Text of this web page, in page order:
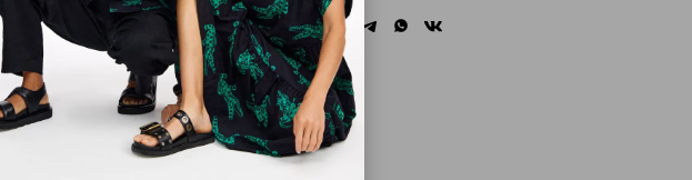
Поделиться telegramwhatsapp
vk